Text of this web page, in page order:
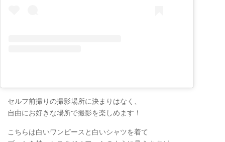
セルフ前撮りの撮影場所に決まりはなく、
自由にお好きな場所で撮影を楽しめます！
こちらは白いワンピースと白いシャツを着て